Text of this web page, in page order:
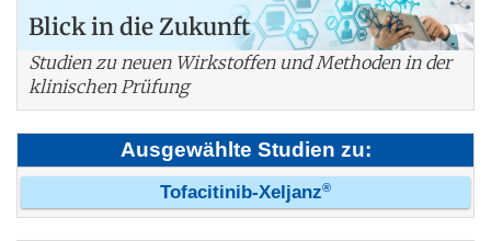
Blick in die Zukunft
Studien zu neuen Wirkstoffen und Methoden in der
klinischen Prüfung
Ausgewählte Studien zu:
Tofacitinib-Xeljanz®